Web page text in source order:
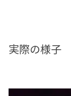
実際の様子